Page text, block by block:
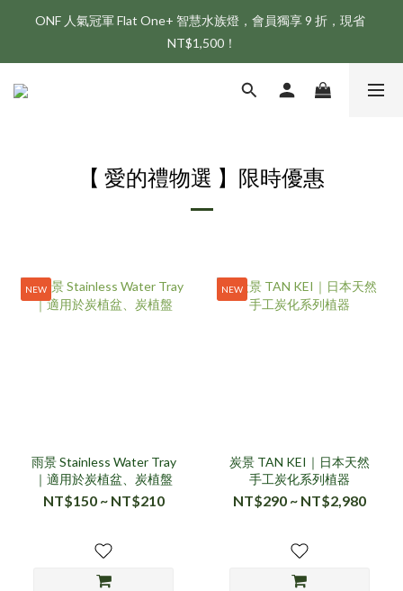
新會員享首購折 $100 優惠，立即點我註冊！！
ONF 人氣冠軍 Flat One+ 智慧水族燈，會員獨享 9 折，現省
NT$1,500！
新會員享首購折 $100 優惠，立即點我註冊！！
【 愛的禮物選 】限時優惠
NEW
雨景 Stainless Water Tray
｜適用於炭植盆、炭植盤
NT$150 ~ NT$210
NEW
炭景 TAN KEI｜日本天然
手工炭化系列植器
NT$290 ~ NT$2,980